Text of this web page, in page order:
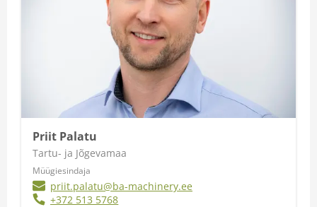
Priit Palatu
Tartu- ja Jõgevamaa
Müügiesindaja
priit.palatu@ba-machinery.ee
+372 513 5768